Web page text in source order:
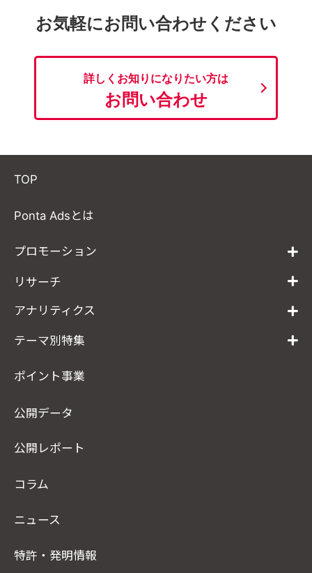
お気軽にお問い合わせください
詳しくお知りになりたい方は
お問い合わせ
TOP
Ponta Adsとは
プロモーション
リサーチ
アナリティクス
テーマ別特集
ポイント事業
公開データ
公開レポート
コラム
ニュース
特許・発明情報